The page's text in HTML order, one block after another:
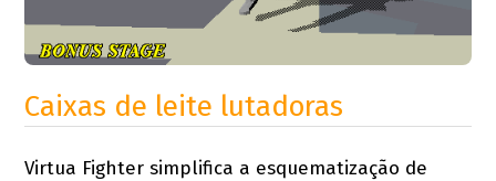
Caixas de leite lutadoras
Virtua Fighter simplifica a esquematização de